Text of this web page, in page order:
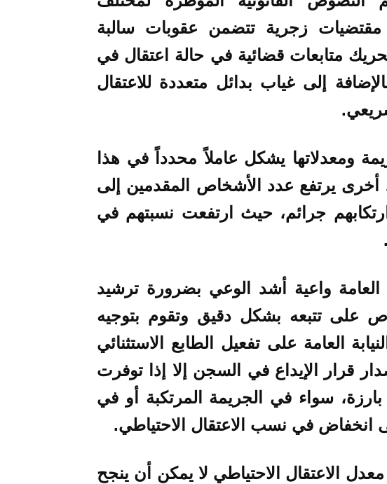
مقتضيات زجرية تتضمن عقوبات سالبة
متابعات قضائية في حالة اعتقال في
إلى غياب بدائل متعددة للاعتقال
ومعدلاتها يشكل عاملاً محدداً في هذا
أخرى يرتفع عدد الأشخاص المقدمين إلى
ارتكابهم جرائم، حيث ارتفعت نسبتهم في
واعية أشد الوعي بضرورة ترشيد
على تتبعه بشكل دقيق وتقوم بتوجيه
العامة على تفعيل الطابع الاستثنائي
قرار الإيداع في السجن إلا إذا توفرت
سواء في الجريمة المرتكبة أو في
انخفاض في نسب الاعتقال الاحتياطي.
الاعتقال الاحتياطي لا يمكن أن ينجح